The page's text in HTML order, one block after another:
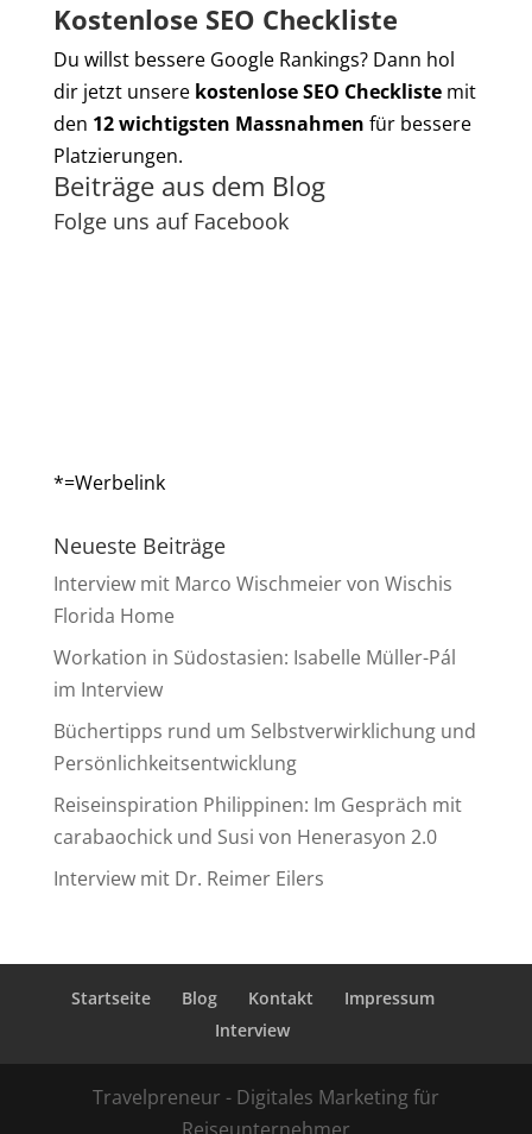
Kostenlose SEO Checkliste
Du willst bessere Google Rankings? Dann hol
dir jetzt unserekostenlose SEO Checklistemit
den 12 wichtigsten Massnahmen für bessere
Platzierungen.
Beiträge aus dem Blog
Folge uns auf Facebook
*=Werbelink
Neueste Beiträge
Interview mit Marco Wischmeier von Wischis
Florida Home
Workation in Südostasien: Isabelle Müller-Pál
im Interview
Büchertipps rund um Selbstverwirklichung und
Persönlichkeitsentwicklung
Reiseinspiration Philippinen: Im Gespräch mit
carabaochick und Susi von Henerasyon 2.0
Interview mit Dr. Reimer Eilers
Startseite Blog Kontakt
Impressum
Interview
Travelpreneur - Digitales Marketing für